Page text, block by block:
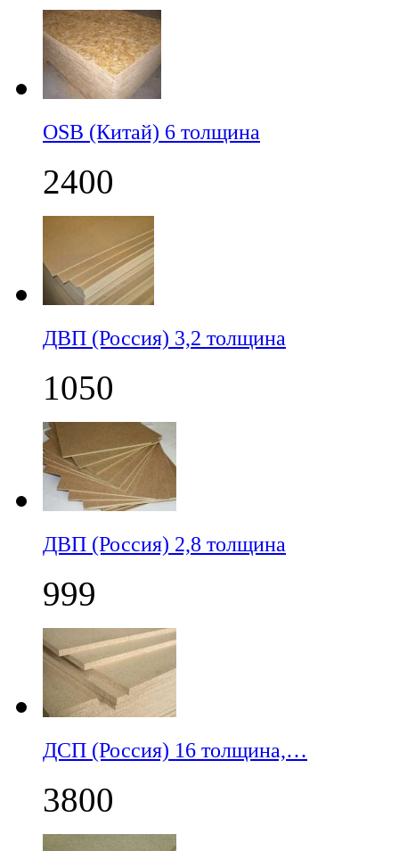
OSB (Китай) 6 толщина
2400
ДВП (Россия) 3,2 толщина
1050
ДВП (Россия) 2,8 толщина
999
ДСП (Россия) 16 толщина,…
3800